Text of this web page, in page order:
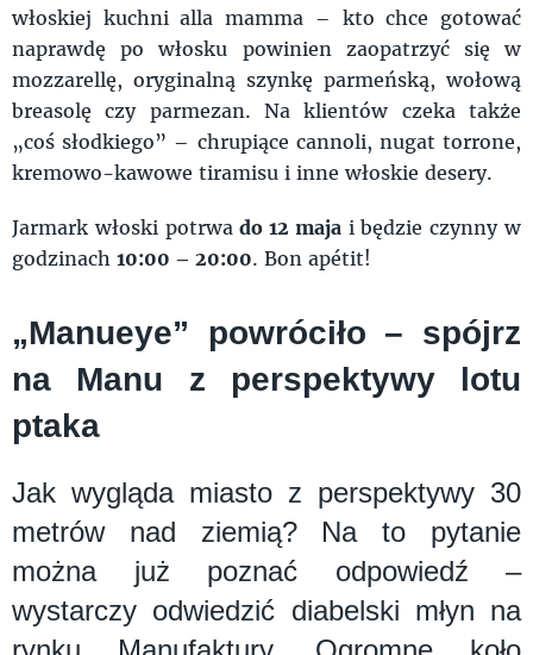
włoskiej kuchni alla mamma – kto chce gotować
naprawdę po włosku powinien zaopatrzyć się w
mozzarellę, oryginalną szynkę parmeńską, wołową
breasolę czy parmezan. Na klientów czeka także
„coś słodkiego” – chrupiące cannoli, nugat torrone,
kremowo-kawowe tiramisu i inne włoskie desery.
Jarmark włoski potrwado 12 maja i będzie czynny w
godzinach 10:00 – 20:00. Bon apétit!
„Manueye” powróciło – spójrz
na Manu z perspektywy lotu
ptaka
Jak wygląda miasto z perspektywy 30
metrów nad ziemią? Na to pytanie
można już poznać odpowiedź –
wystarczy odwiedzić diabelski młyn na